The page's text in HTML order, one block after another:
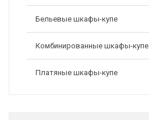
Бельевые шкафы-купе
Комбинированные шкафы-купе
Платяные шкафы-купе